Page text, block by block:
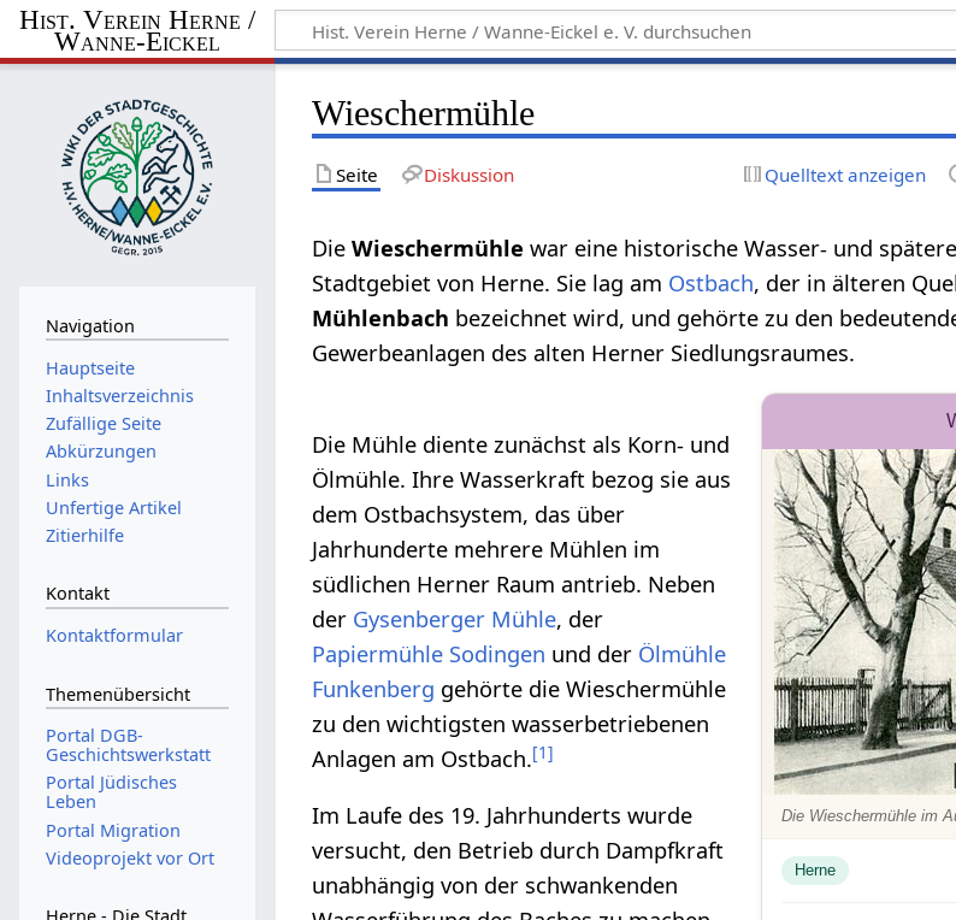
Hist. Verein Herne /
Wanne-Eickel
Wieschermühle
Seite Diskussion Quelltext anzeigen
DieWieschermühle war eine historische Wasser- und
Stadtgebiet von Herne. Sie lag am Ostbach, der in älteren
Mühlenbach bezeichnet wird, und gehörte zu den
Gewerbeanlagen des alten Herner Siedlungsraumes.
Die Wieschermühle im
Herne
Die Mühle diente zunächst als Korn- und
Ölmühle. Ihre Wasserkraft bezog sie aus
dem Ostbachsystem, das über
Jahrhunderte mehrere Mühlen im
südlichen Herner Raum antrieb. Neben
der Gysenberger Mühle, der
Papiermühle Sodingen und der Ölmühle
Funkenberg gehörte die Wieschermühle
zu den wichtigsten wasserbetriebenen
Anlagen am Ostbach.[1]
Im Laufe des 19. Jahrhunderts wurde
versucht, den Betrieb durch Dampfkraft
unabhängig von der schwankenden
Navigation
Hauptseite
Inhaltsverzeichnis
Zufällige Seite
Abkürzungen
Links
Unfertige Artikel
Zitierhilfe
Kontakt
Kontaktformular
Themenübersicht
Portal DGB-
Geschichtswerkstatt
Portal Jüdisches
Leben
Portal Migration
Videoprojekt vor Ort